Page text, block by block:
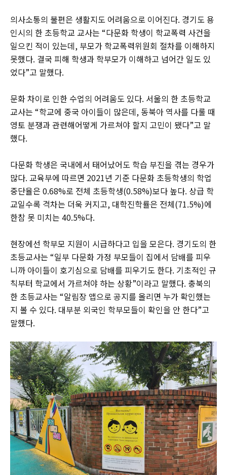
의사소통의 불편은 생활지도 어려움으로 이어진다. 경기도 용
인시의 한 초등학교 교사는 “다문화 학생이 학교폭력 사건을
일으킨 적이 있는데, 부모가 학교폭력위원회 절차를 이해하지
못했다. 결국 피해 학생과 학부모가 이해하고 넘어간 일도 있
었다”고 말했다.
문화 차이로 인한 수업의 어려움도 있다. 서울의 한 초등학교
교사는 “학교에 중국 아이들이 많은데, 동북아 역사를 다룰 때
영토 분쟁과 관련해어떻게 가르쳐야 할지 고민이 됐다”고 말
했다.
다문화 학생은 국내에서 태어났어도 학습 부진을 겪는 경우가
많다. 교육부에 따르면 2021년 기준 다문화 초등학생의 학업
중단율은 0.68%로 전체 초등학생(0.58%)보다 높다. 상급 학
교일수록 격차는 더욱 커지고, 대학진학률은 전체(71.5%)에
한참 못 미치는 40.5%다.
현장에선 학부모 지원이 시급하다고 입을 모은다. 경기도의 한
초등교사는 “일부 다문화 가정 부모들이 집에서 담배를 피우
니까 아이들이 호기심으로 담배를 피우기도 한다. 기초적인 규
칙부터 학교에서 가르쳐야 하는 상황”이라고 말했다. 충북의
한 초등교사는 “알림장 앱으로 공지를 올리면 누가 확인했는
지 볼 수 있다. 대부분 외국인 학부모들이 확인을 안 한다”고
말했다.